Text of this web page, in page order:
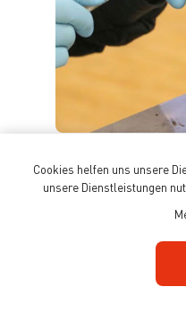
Lackieren - Kintsugi Urushi
Cookies helfen uns unsere
unsere Dienstleistungen